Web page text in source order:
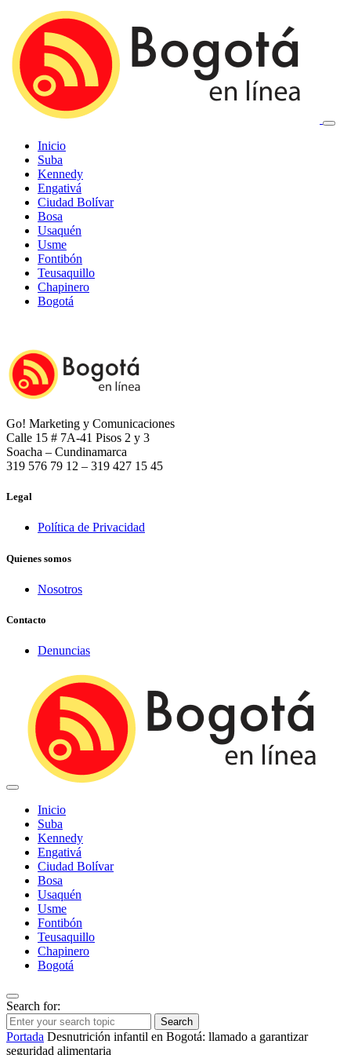
Inicio
Suba
Kennedy
Engativá
Ciudad Bolívar
Bosa
Usaquén
Usme
Fontibón
Teusaquillo
Chapinero
Bogotá
Go! Marketing y Comunicaciones
Calle 15 # 7A-41 Pisos 2 y 3
Soacha – Cundinamarca
319 576 79 12 – 319 427 15 45
Legal
Política de Privacidad
Quienes somos
Nosotros
Contacto
Denuncias
Inicio
Suba
Kennedy
Engativá
Ciudad Bolívar
Bosa
Usaquén
Usme
Fontibón
Teusaquillo
Chapinero
Bogotá
Search for:
Search
Portada Desnutrición infantil en Bogotá: llamado a garantizar
seguridad alimentaria